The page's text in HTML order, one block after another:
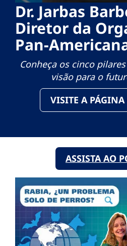
Dr. Jarbas
Diretor da
Pan-
Conheça os cinco
visão para o
VISITE A PÁGINA
ASSISTA AO